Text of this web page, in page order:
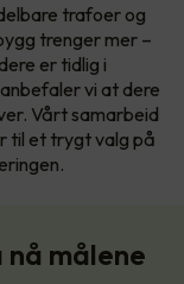
trafoer og
trenger mer –
er tidlig i
vi at dere
Vårt samarbeid
til et trygt valg på
nå målene